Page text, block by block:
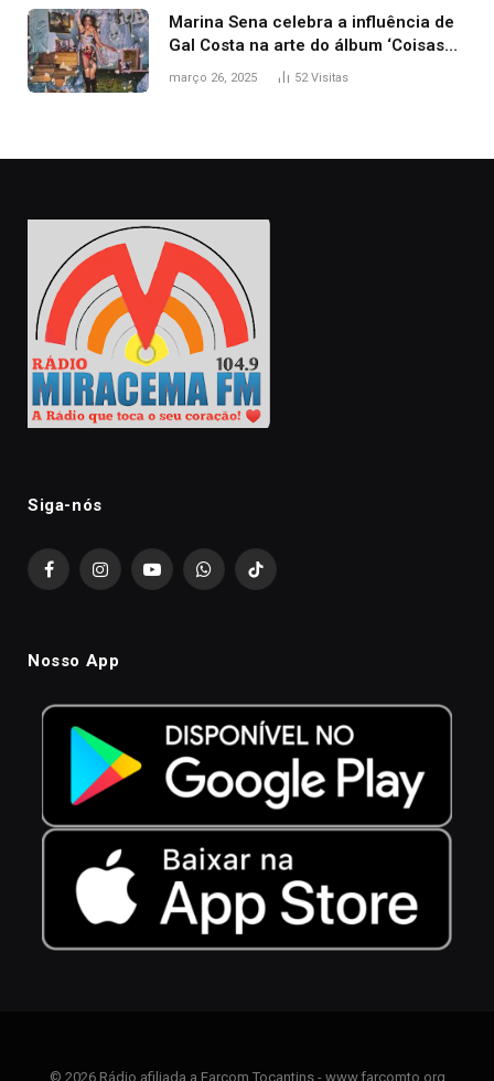
Marina Sena celebra a influência de
Gal Costa na arte do álbum ‘Coisas
naturais’
março 26, 2025 52Visitas
Siga-nós
FacebookInstagramYouTubeWhatsAppTikTok
Nosso App
© 2026 Rádio afiliada a Farcom Tocantins - www.farcomto.org